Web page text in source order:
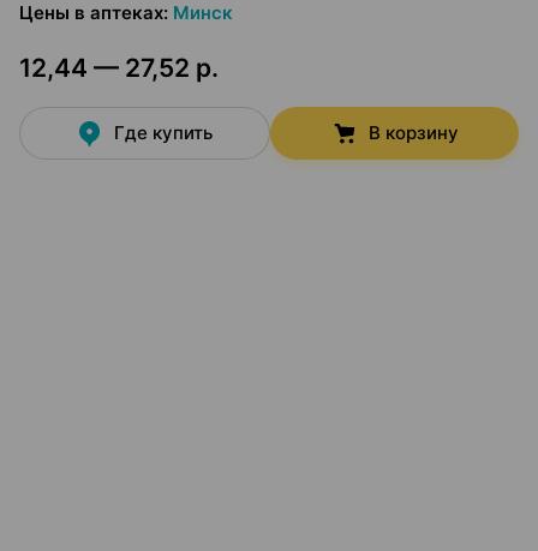
Цены в аптеках: Минск
12,44 — 27,52 р.
Где купить В корзину